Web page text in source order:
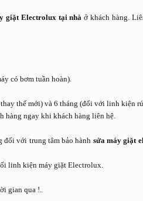
giặt Electrolux tại nhà ở khách hàng.
có bơm tuần hoàn).
thế mới) và 6 tháng (đối với linh kiện
hàng ngay khi khách hàng liên hệ.
đối với trung tâm bảo hành sửa máy giặt
linh kiện máy giặt Electrolux.
gian qua !.